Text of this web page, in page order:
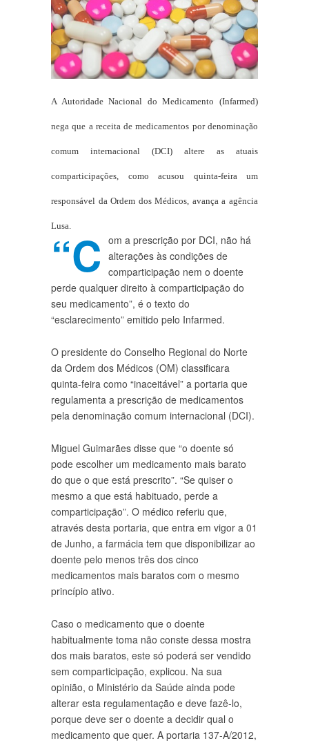
A Autoridade Nacional do Medicamento (Infarmed)
nega que a receita de medicamentos por denominação
comum internacional (DCI) altere as atuais
comparticipações, como acusou quinta-feira um
responsável da Ordem dos Médicos, avança a agência
Lusa.
“C om a prescrição por DCI, não há
alterações às condições de
comparticipação nem o doente
perde qualquer direito à comparticipação do
seu medicamento”, é o texto do
“esclarecimento” emitido pelo Infarmed.
O presidente do Conselho Regional do Norte
da Ordem dos Médicos (OM) classificara
quinta-feira como “inaceitável” a portaria que
regulamenta a prescrição de medicamentos
pela denominação comum internacional (DCI).
Miguel Guimarães disse que “o doente só
pode escolher um medicamento mais barato
do que o que está prescrito”. “Se quiser o
mesmo a que está habituado, perde a
comparticipação”. O médico referiu que,
através desta portaria, que entra em vigor a 01
de Junho, a farmácia tem que disponibilizar ao
doente pelo menos três dos cinco
medicamentos mais baratos com o mesmo
princípio ativo.
Caso o medicamento que o doente
habitualmente toma não conste dessa mostra
dos mais baratos, este só poderá ser vendido
sem comparticipação, explicou. Na sua
opinião, o Ministério da Saúde ainda pode
alterar esta regulamentação e deve fazê-lo,
porque deve ser o doente a decidir qual o
medicamento que quer. A portaria 137-A/2012,